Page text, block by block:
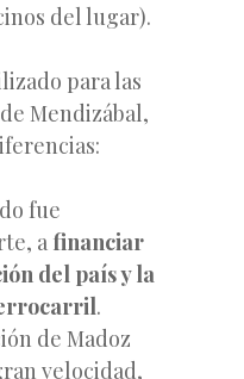
del lugar).
para las
Mendizábal,
fue
a financiar
del país y la
.
de Madoz
velocidad,